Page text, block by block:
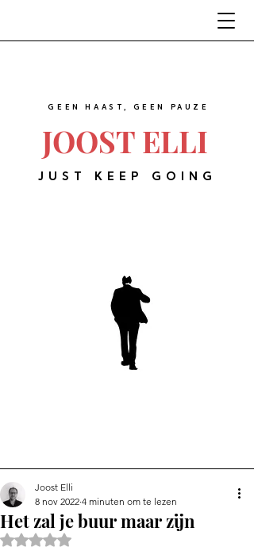
JOOST ELLI
GEEN HAAST, GEEN PAUZE
JUST KEEP GOING
Het zal je buur maar zijn
Joost Elli
8 nov 2022 4 minuten om te lezen
Beoordeeld met NaN uit 5 sterren.